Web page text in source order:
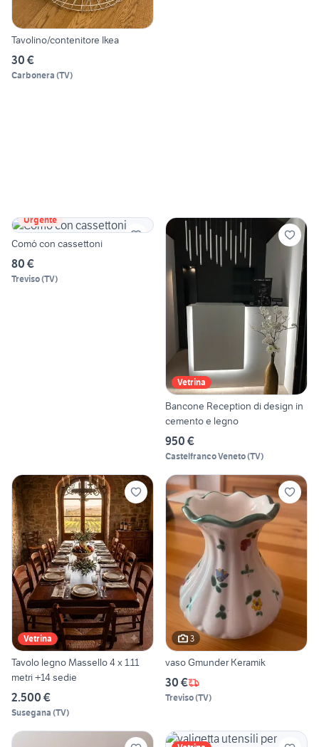
Tavolino/contenitore Ikea
30 €
Carbonera (TV)
Urgente
Comó con cassettoni
80 €
Treviso(TV)
Vetrina
Bancone Reception di design in
cemento e legno
950 €
Castelfranco Veneto(TV)
Vetrina
Tavolo legno Massello 4 x 1.11
metri +14 sedie
2.500 €
Susegana (TV)
3
vaso Gmunder Keramik
30 €
Treviso(TV)